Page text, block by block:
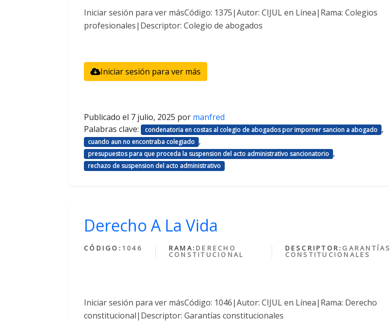
Iniciar sesión para ver másCódigo: 1375|Autor: CIJUL en Línea|Rama: Colegios
profesionales|Descriptor: Colegio de abogados
Iniciar sesión para ver más
Publicado el 7 julio, 2025 por manfred
Palabras clave:
condenatoria en costas al colegio de abogados por imporner sancion a abogado ,
cuando aun no encontraba colegiado ,
presupuestos para que proceda la suspension del acto administrativo sancionatorio ,
rechazo de suspension del acto administrativo
Derecho A La Vida
CÓDIGO: 1046 RAMA: DERECHO
CONSTITUCIONAL
DESCRIPTOR: GARANTÍAS
CONSTITUCIONALES
Iniciar sesión para ver másCódigo: 1046|Autor: CIJUL en Línea|Rama: Derecho
constitucional|Descriptor: Garantías constitucionales